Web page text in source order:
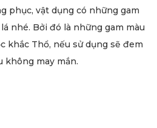
phục, vật dụng có những gam
nhé. Bởi đó là những gam màu
khắc Thổ, nếu sử dụng sẽ đem
không may mắn.